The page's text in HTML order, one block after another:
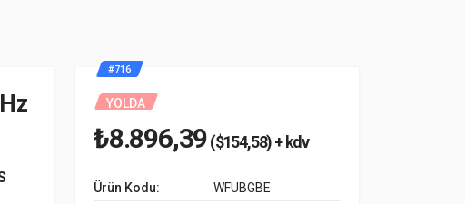
#716
YOLDA
₺8.896,39($154,58) + kdv
Ürün Kodu:
WFUBGBE